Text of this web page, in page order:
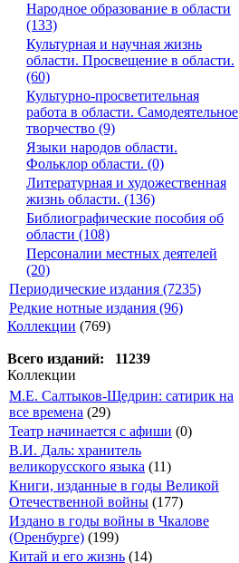
Народное образование в области
(133)
Культурная и научная жизнь
области. Просвещение в области.
(60)
Культурно-просветительная
работа в области. Самодеятельное
творчество (9)
Языки народов области.
Фольклор области. (0)
Литературная и художественная
жизнь области. (136)
Библиографические пособия об
области (108)
Персоналии местных деятелей
(20)
Периодические издания (7235)
Редкие нотные издания (96)
Коллекции (769)
Всего изданий: 11239
Коллекции
М.Е. Салтыков-Щедрин: сатирик на
все времена (29)
Театр начинается с афиши (0)
В.И. Даль: хранитель
великорусского языка (11)
Книги, изданные в годы Великой
Отечественной войны (177)
Издано в годы войны в Чкалове
(Оренбурге) (199)
Китай и его жизнь (14)